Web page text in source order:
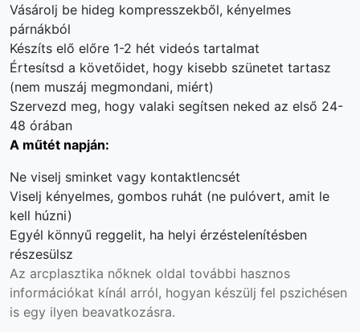
Vásárolj be hideg kompresszekből, kényelmes
párnákból
Készíts elő előre 1-2 hét videós tartalmat
Értesítsd a követőidet, hogy kisebb szünetet tartasz
(nem muszáj megmondani, miért)
Szervezd meg, hogy valaki segítsen neked az első 24-
48 órában
A műtét napján:
Ne viselj sminket vagy kontaktlencsét
Viselj kényelmes, gombos ruhát (ne pulóvert, amit le
kell húzni)
Egyél könnyű reggelit, ha helyi érzéstelenítésben
részesülsz
Az arcplasztika nőknek oldal további hasznos
információkat kínál arról, hogyan készülj fel pszichésen
is egy ilyen beavatkozásra.